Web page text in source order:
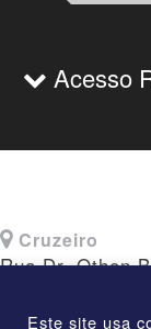
Acesso
Cruzeiro
Rua Dr. Othon
Este site usa